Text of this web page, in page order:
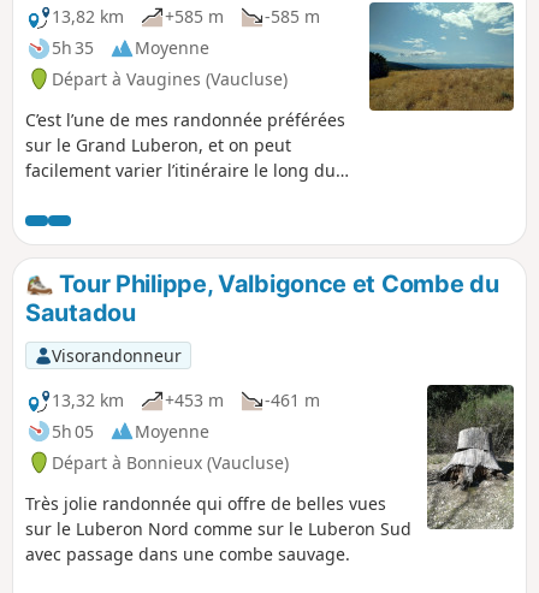
13,82 km
+585 m
-585 m
5h 35
Moyenne
Départ à Vaugines (Vaucluse)
C’est l’une de mes randonnée préférées
sur le Grand Luberon, et on peut
facilement varier l’itinéraire le long du
au sommet en traversant plusieurs
vallées, offrant ainsi de superbes vues
par endroits. La descente sur l’ancien
sentier GR®®9 est tout aussi
intéressante pour ses nombreuses vues.
(Le parcours du GR®®9 a maintenant
légèrement changé.)
Tour Philippe, Valbigonce et Combe du
Sautadou
Visorandonneur
13,32 km
+453 m
-461 m
5h 05
Moyenne
Départ à Bonnieux (Vaucluse)
Très jolie randonnée qui offre de belles vues
sur le Luberon Nord comme sur le Luberon Sud
avec passage dans une combe sauvage.